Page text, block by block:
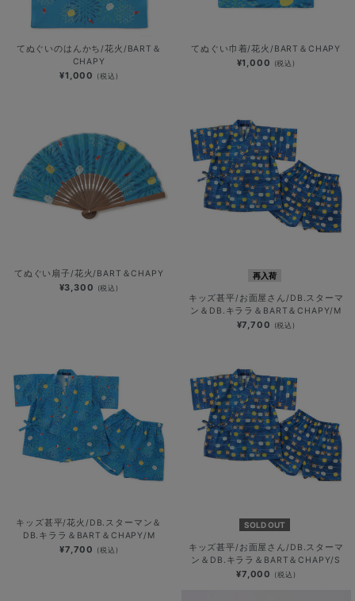
てぬぐいのはんかち/花火/BART＆
CHAPY
¥1,000 (税込)
てぬぐい巾着/花火/BART＆CHAPY
¥1,000 (税込)
てぬぐい扇子/花火/BART＆CHAPY
¥3,300 (税込)
再入荷
キッズ甚平/お面屋さん/DB.スターマ
ン＆DB.キララ＆BART＆CHAPY/M
¥7,700 (税込)
キッズ甚平/花火/DB.スターマン＆
DB.キララ＆BART＆CHAPY/M
¥7,700 (税込)
SOLD OUT
キッズ甚平/お面屋さん/DB.スターマ
ン＆DB.キララ＆BART＆CHAPY/S
¥7,000 (税込)